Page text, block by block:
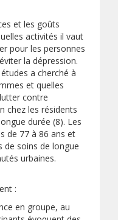
et les goûts
activités il vaut
pour les personnes
la dépression.
sur un autre site)
a cherché à
et quelles
contre
chez les résidents
durée (8). Les
de 77 à 86 ans et
de soins de longue
urbaines.
:
en groupe, au